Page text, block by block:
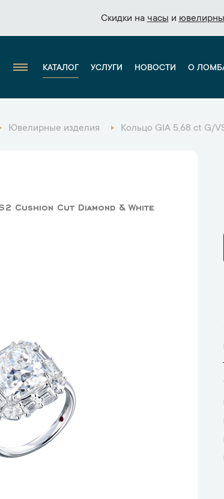
Скидки на часы и
Скидки на часы и
КАТАЛОГ УСЛУГИ НОВОСТИ О
Ювелирные изделия Кольцо GIA 5,68 ct G/
Cushion Cut Diamond & White